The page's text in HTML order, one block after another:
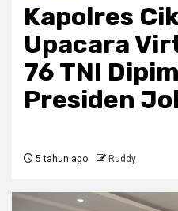
Kapolres
Upacara
76 TNI
Presiden
5 tahun ago Ruddy